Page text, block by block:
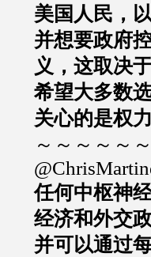
美国人民，
并想要政府
义，这取决
希望大多数
关心的是权
～～～～～
任何中枢神
经济和外交
并可以通过